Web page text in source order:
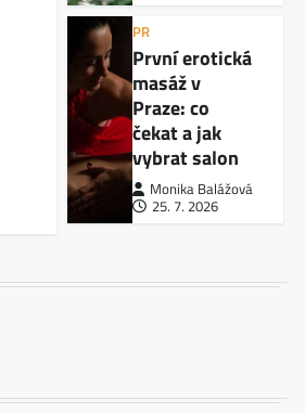
PR
První erotická
masáž v
Praze: co
čekat a jak
vybrat salon
Monika Balážová
25. 7. 2026